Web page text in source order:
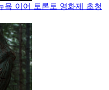
욕 이어 토론토 영화제 초청